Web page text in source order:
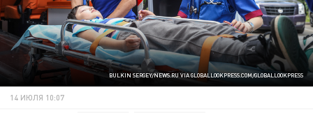
BULKIN SERGEY/NEWS.RU VIA GLOBALLOOKPRESS.COM/GLOBALLOOKPRESS
14 ИЮЛЯ 10:07